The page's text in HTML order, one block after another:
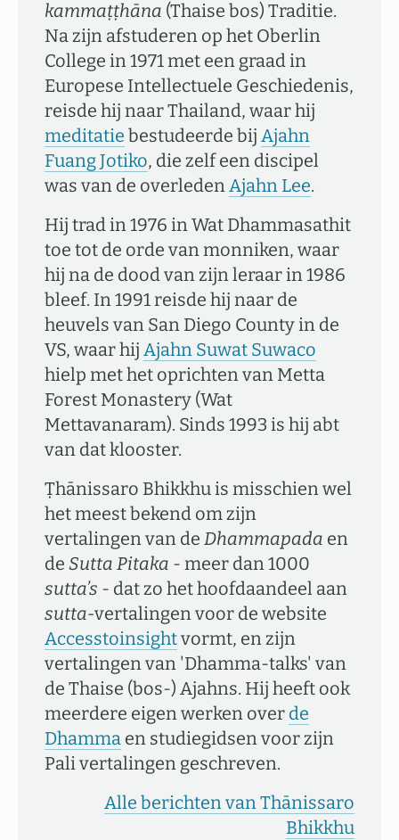
kammaṭṭhāna (Thaise bos) Traditie.
Na zijn afstuderen op het Oberlin
College in 1971 met een graad in
Europese Intellectuele Geschiedenis,
reisde hij naar Thailand, waar hij
meditatie bestudeerde bij Ajahn
Fuang Jotiko, die zelf een discipel
was van de overledenAjahn Lee.
Hij trad in 1976 in Wat Dhammasathit
toe tot de orde van monniken, waar
hij na de dood van zijn leraar in 1986
bleef. In 1991 reisde hij naar de
heuvels van San Diego County in de
VS, waar hij Ajahn Suwat Suwaco
hielp met het oprichten van Metta
Forest Monastery (Wat
Mettavanaram). Sinds 1993 is hij abt
van dat klooster.
Ṭhānissaro Bhikkhu is misschien wel
het meest bekend om zijn
vertalingen van de Dhammapada en
de Sutta Pitaka - meer dan 1000
sutta’s - dat zo het hoofdaandeel aan
sutta-vertalingen voor de website
Accesstoinsightvormt, en zijn
vertalingen van 'Dhamma-talks' van
de Thaise (bos-) Ajahns. Hij heeft ook
meerdere eigen werken over de
Dhamma en studiegidsen voor zijn
Pali vertalingen geschreven.
Alle berichten van Thānissaro
Bhikkhu